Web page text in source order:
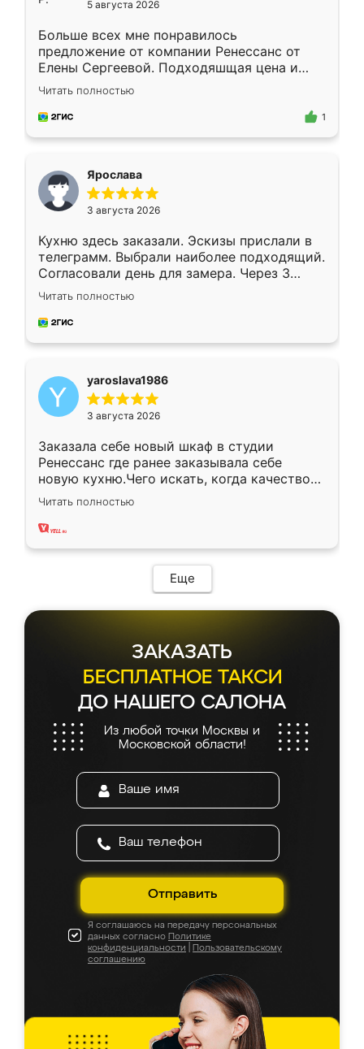
5 августа 2026
Больше всех мне понравилось
предложение от компании Ренессанс от
Елены Сергеевой. Подходяшщая цена и
короткие сроки изготовления. Приехавший
для замера сотрудник Владислав
предложил по моему эскизу самый
Читать полностью
1
Ярослава
3 августа 2026
Кухню здесь заказали. Эскизы прислали в
телеграмм. Выбрали наиболее подходящий.
Согласовали день для замера. Через 3
недели кухня была уже готова. Остались
довольны работой. Спасибо Ренессанс
мебель за качественную работу!
Читать полностью
yaroslava1986
3 августа 2026
Заказала себе новый шкаф в студии
Ренессанс где ранее заказывала себе
новую кухню.Чего искать, когда качеством
вполне довольна. Служит кухня уже почти
два года, нареканий нет.
Читать полностью
Еще
ЗАКАЗАТЬ
БЕСПЛАТНОЕ ТАКСИ
ДО НАШЕГО САЛОНА
Из любой точки Москвы и
Московской области!
Отправить
Я соглашаюсь на передачу персональных
данных согласно Политике
конфиденциальности
Пользовательскому
соглашению